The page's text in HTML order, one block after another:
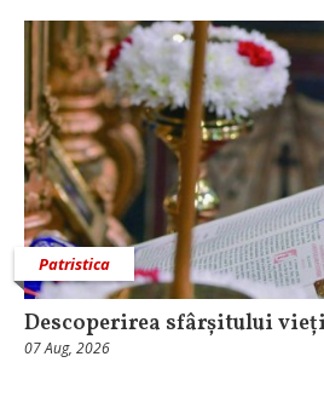
Patristica
Descoperirea sfârșitului
07 Aug, 2026